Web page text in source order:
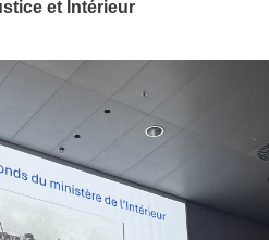
et Intérieur